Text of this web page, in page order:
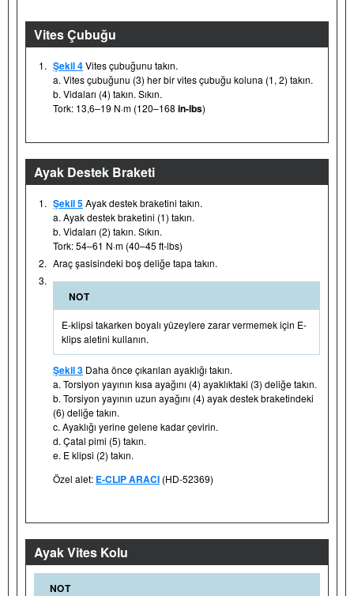
Vites Çubuğu
1. Şekil 4Vites çubuğunu takın.
a. Vites çubuğunu (3) her bir vites çubuğu koluna (1, 2) takın.
b. Vidaları (4) takın. Sıkın.
Tork: 13,6–19 N·m (120–168 in-lbs)
Ayak Destek Braketi
1. Şekil 5Ayak destek braketini takın.
a. Ayak destek braketini (1) takın.
b. Vidaları (2) takın. Sıkın.
Tork: 54–61 N·m (40–45 ft-lbs)
2. Araç şasisindeki boş deliğe tapa takın.
3.
NOT
E-klipsi takarken boyalı yüzeylere zarar vermemek için E-
klips aletini kullanın.
Şekil 3 Daha önce çıkarılan ayaklığı takın.
a. Torsiyon yayının kısa ayağını (4) ayaklıktaki (3) deliğe takın.
b. Torsiyon yayının uzun ayağını (4) ayak destek braketindeki
(6) deliğe takın.
c. Ayaklığı yerine gelene kadar çevirin.
d. Çatal pimi (5) takın.
e. E klipsi (2) takın.
Özel alet: E-CLIP ARACI (HD-52369)
Ayak Vites Kolu
NOT